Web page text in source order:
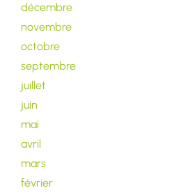
décembre
novembre
octobre
septembre
juillet
juin
mai
avril
mars
février